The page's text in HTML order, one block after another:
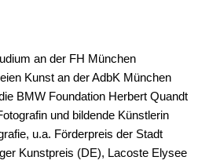
an der FH München
Kunst an der AdbK München
BMW Foundation Herbert Quandt
und bildende Künstlerin
u.a. Förderpreis der Stadt
Kunstpreis (DE), Lacoste Elysee